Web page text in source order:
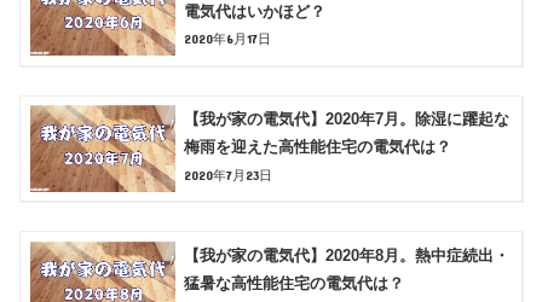
電気代はいかほど？
2020年6月17日
【我が家の電気代】2020年7月。除湿に躍起な
梅雨を迎えた高性能住宅の電気代は？
2020年7月23日
【我が家の電気代】2020年8月。熱中症続出・
猛暑な高性能住宅の電気代は？